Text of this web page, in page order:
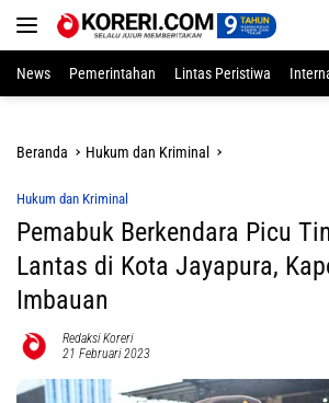
News
Pemerintahan Lintas Peristiwa
Beranda Hukum dan Kriminal
Hukum dan Kriminal
Pemabuk Berkendara Picu
Lantas di Kota Jayapura,
Imbauan
Redaksi Koreri
21 Februari 2023